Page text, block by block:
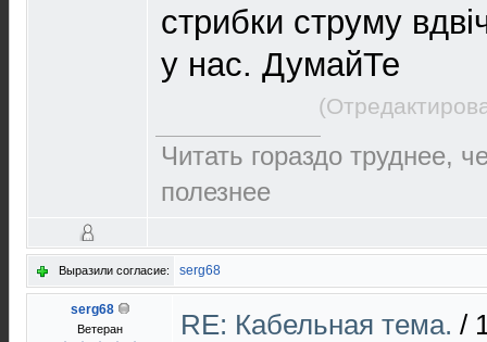
стрибки струму
у нас. ДумайТе
Читать гораздо труднее,
полезнее
Выразили согласие: serg68
serg68
Ветеран RE: Кабельная тема. /